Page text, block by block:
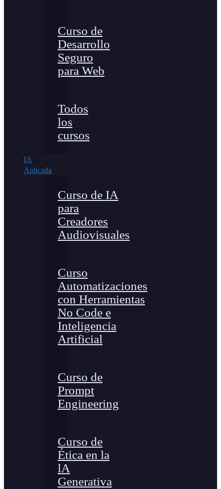
Curso de
Desarrollo
Seguro
para Web
Todos
los
cursos
IA
Aplicada
Curso de IA
para
Creadores
Audiovisuales
Curso
Automatizaciones
con Herramientas
No Code e
Inteligencia
Artificial
Curso de
Prompt
Engineering
Curso de
Ética en la
lA
Generativa